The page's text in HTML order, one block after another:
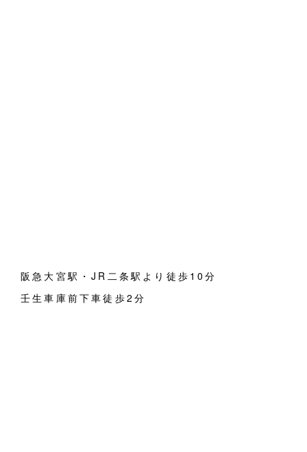
阪急大宮駅・JR二条駅より徒歩10分
壬生車庫前下車徒歩2分